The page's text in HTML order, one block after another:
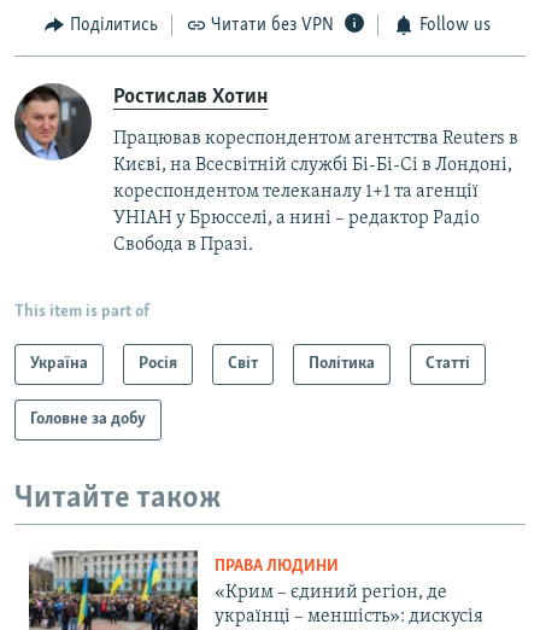
Поділитись Читати без VPN Follow us
Ростислав Хотин
Працював кореспондентом агентства Reuters в
Києві, на Всесвітній службі Бі-Бі-Сі в Лондоні,
кореспондентом телеканалу 1+1 та агенції
УНІАН у Брюсселі, а нині – редактор Радіо
Свобода в Празі.
This item is part of
Україна Росія Світ Політика Статті
Головне за добу
Читайте також
ПРАВА ЛЮДИНИ
«Крим – єдиний регіон, де
українці – меншість»: дискусія